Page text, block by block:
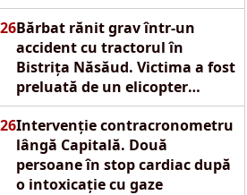
Bărbat rănit grav într-un
accident cu tractorul în
Bistrița Năsăud. Victima a fost
preluată de un elicopter
SMURD
Intervenție contracronometru
lângă Capitală. Două
persoane în stop cardiac după
o intoxicație cu gaze